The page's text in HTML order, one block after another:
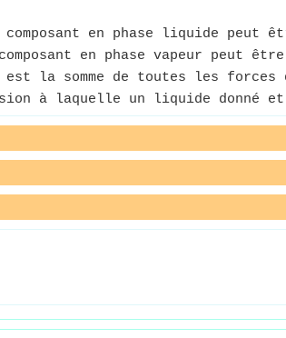
en phase liquide peut
en phase vapeur peut
la somme de toutes les
à laquelle un liquide donné et